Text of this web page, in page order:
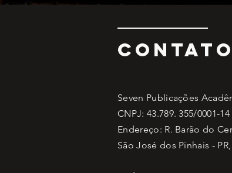
CONTATO
Seven Publicações
CNPJ: 43.789. 355/0001-14
Endereço: R. Barão do
São José dos Pinhais -